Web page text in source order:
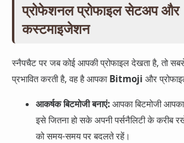
प्रोफेशनल प्रोफाइल सेटअप और
कस्टमाइजेशन
स्नैपचैट पर जब कोई आपकी प्रोफाइल देखता है, तो
प्रभावित करती है, वह है आपका Bitmoji और
आकर्षक बिटमोजी बनाएं:आपका बिटमोजी
इसे जितना हो सके अपनी पर्सनैलिटी के
को समय-समय पर बदलते रहें।